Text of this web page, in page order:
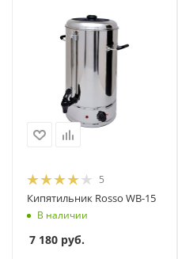
5
Кипятильник Rosso WB-15
В наличии
7 180 руб.